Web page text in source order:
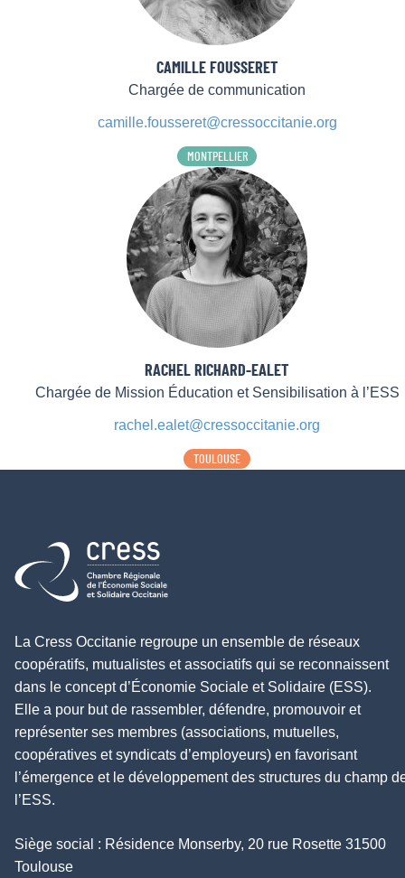
CAMILLE FOUSSERET
Chargée de communication
camille.fousseret@cressoccitanie.org
MONTPELLIER
RACHEL RICHARD-EALET
Chargée de Mission Éducation et Sensibilisation à l’ESS
rachel.ealet@cressoccitanie.org
TOULOUSE
Retour à l'accueil
La Cress Occitanie regroupe un ensemble de réseaux
coopératifs, mutualistes et associatifs qui se reconnaissent
dans le concept d’Économie Sociale et Solidaire (ESS).
Elle a pour but de rassembler, défendre, promouvoir et
représenter ses membres (associations, mutuelles,
coopératives et syndicats d’employeurs) en favorisant
l’émergence et le développement des structures du champ
l’ESS.
Siège social : Résidence Monserby, 20 rue Rosette 31500
Toulouse